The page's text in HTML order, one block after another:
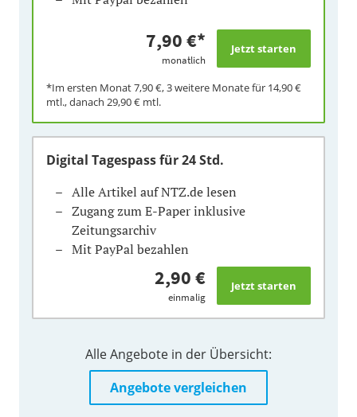
7,90 €*
monatlich
*Im ersten Monat7,90 €, 3 weitere Monate für 14,90 €
mtl., danach 29,90 € mtl.
Digital Tagespassfür 24 Std.
Alle Artikel auf NTZ.de lesen
Zugang zum E-Paper inklusive
Zeitungsarchiv
Mit PayPal bezahlen
2,90 €
einmalig
Alle Angebote in der Übersicht:
Angebote vergleichen